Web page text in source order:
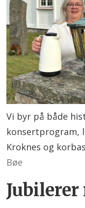
Vi byr på både
konsertprogram,
Kroknes og
Bøe
Jubilerer